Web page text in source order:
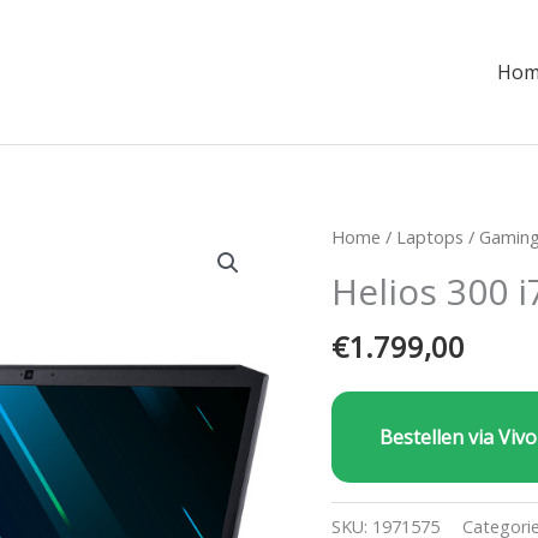
Home / Laptops /
Helios 300
€1.799,00
Bestellen via
SKU: 1971575